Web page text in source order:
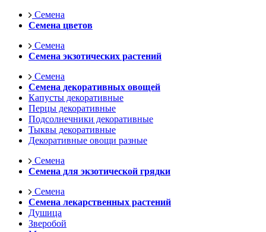
Семена
Семена цветов
Семена
Семена экзотических растений
Семена
Семена декоративных овощей
Капусты декоративные
Перцы декоративные
Подсолнечники декоративные
Тыквы декоративные
Декоративные овощи разные
Семена
Семена для экзотической грядки
Семена
Семена лекарственных растений
Душица
Зверобой